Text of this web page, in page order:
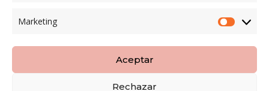
Marketing
Aceptar
Rechazar